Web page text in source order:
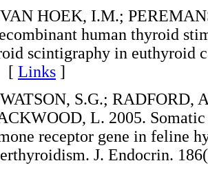
HOEK, I.M.;
human thyroid
scintigraphy in euthyroid
Links ]
S.G.; RADFORD,
L. 2005.
receptor gene in feline
J. Endocrin.